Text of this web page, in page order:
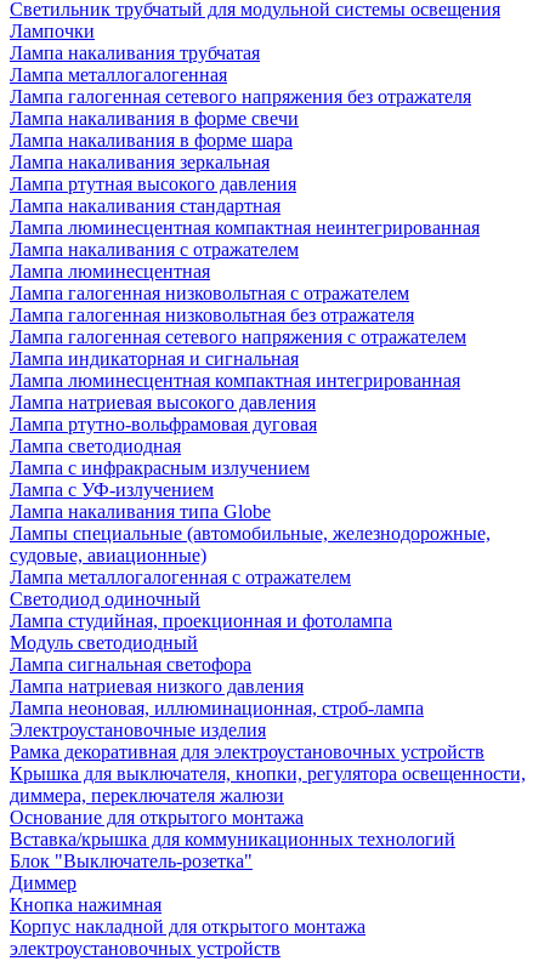
Светильник трубчатый для модульной системы освещения
Лампочки
Лампа накаливания трубчатая
Лампа металлогалогенная
Лампа галогенная сетевого напряжения без отражателя
Лампа накаливания в форме свечи
Лампа накаливания в форме шара
Лампа накаливания зеркальная
Лампа ртутная высокого давления
Лампа накаливания стандартная
Лампа люминесцентная компактная неинтегрированная
Лампа накаливания с отражателем
Лампа люминесцентная
Лампа галогенная низковольтная с отражателем
Лампа галогенная низковольтная без отражателя
Лампа галогенная сетевого напряжения с отражателем
Лампа индикаторная и сигнальная
Лампа люминесцентная компактная интегрированная
Лампа натриевая высокого давления
Лампа ртутно-вольфрамовая дуговая
Лампа светодиодная
Лампа с инфракрасным излучением
Лампа с УФ-излучением
Лампа накаливания типа Globe
Лампы специальные (автомобильные, железнодорожные,
судовые, авиационные)
Лампа металлогалогенная с отражателем
Светодиод одиночный
Лампа студийная, проекционная и фотолампа
Модуль светодиодный
Лампа сигнальная светофора
Лампа натриевая низкого давления
Лампа неоновая, иллюминационная, строб-лампа
Электроустановочные изделия
Рамка декоративная для электроустановочных устройств
Крышка для выключателя, кнопки, регулятора освещенности,
диммера, переключателя жалюзи
Основание для открытого монтажа
Вставка/крышка для коммуникационных технологий
Блок "Выключатель-розетка"
Диммер
Кнопка нажимная
Корпус накладной для открытого монтажа
электроустановочных устройств